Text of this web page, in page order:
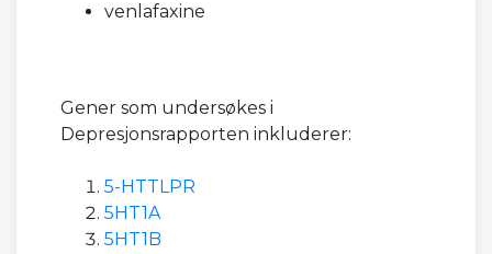
venlafaxine
Gener som undersøkes i
Depresjonsrapporten inkluderer:
5-HTTLPR
5HT1A
5HT1B